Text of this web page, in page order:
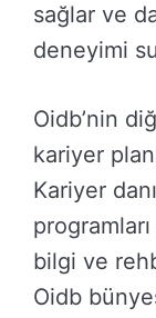
sağlar ve
deneyimi
Oidb’nin
kariyer
Kariyer
bilgi ve
Oidb